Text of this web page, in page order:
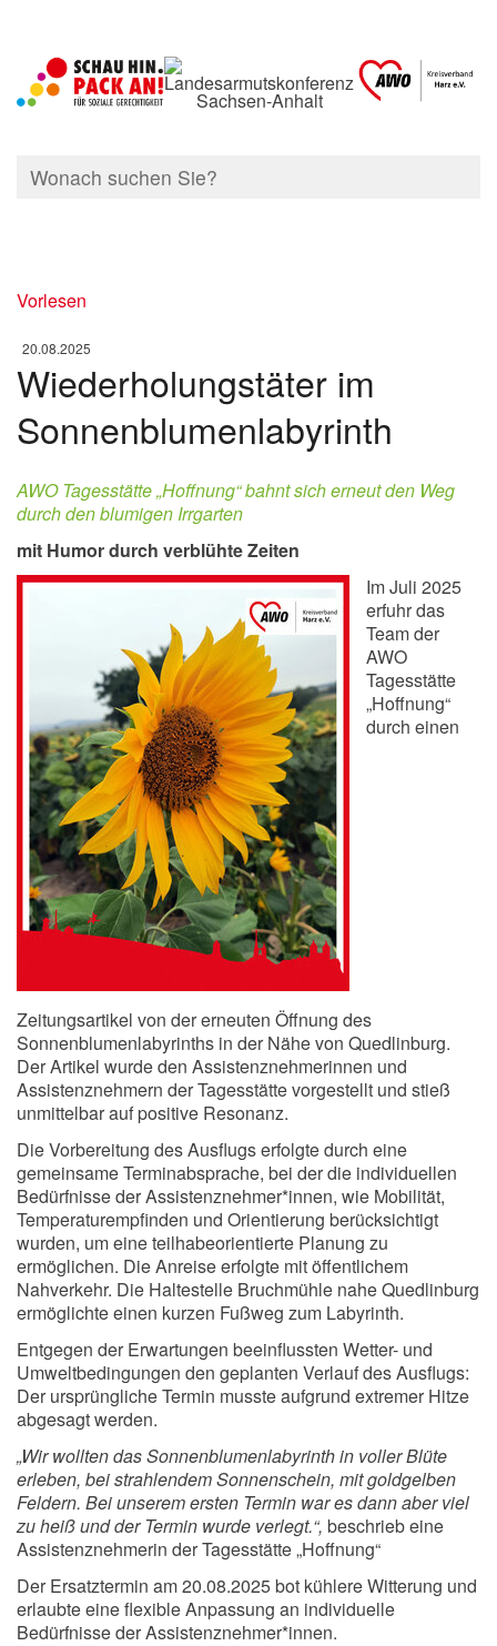
Vorlesen
20.08.2025
Wiederholungstäter im
Sonnenblumenlabyrinth
AWO Tagesstätte „Hoffnung“ bahnt sich erneut den Weg
durch den blumigen Irrgarten
mit Humor durch verblühte Zeiten
Im Juli 2025
erfuhr das
Team der
AWO
Tagesstätte
„Hoffnung“
durch einen
Zeitungsartikel von der erneuten Öffnung des
Sonnenblumenlabyrinths in der Nähe von Quedlinburg.
Der Artikel wurde den Assistenznehmerinnen und
Assistenznehmern der Tagesstätte vorgestellt und stieß
unmittelbar auf positive Resonanz.
Die Vorbereitung des Ausflugs erfolgte durch eine
gemeinsame Terminabsprache, bei der die individuellen
Bedürfnisse der Assistenznehmer*innen, wie Mobilität,
Temperaturempfinden und Orientierung berücksichtigt
wurden, um eine teilhabeorientierte Planung zu
ermöglichen. Die Anreise erfolgte mit öffentlichem
Nahverkehr. Die Haltestelle Bruchmühle nahe Quedlinburg
ermöglichte einen kurzen Fußweg zum Labyrinth.
Entgegen der Erwartungen beeinflussten Wetter- und
Umweltbedingungen den geplanten Verlauf des Ausflugs:
Der ursprüngliche Termin musste aufgrund extremer Hitze
abgesagt werden.
„Wir wollten das Sonnenblumenlabyrinth in voller Blüte
erleben, bei strahlendem Sonnenschein, mit goldgelben
Feldern. Bei unserem ersten Termin war es dann aber viel
zu heiß und der Termin wurde verlegt.“, beschrieb eine
Assistenznehmerin der Tagesstätte „Hoffnung“
Der Ersatztermin am 20.08.2025 bot kühlere Witterung und
erlaubte eine flexible Anpassung an individuelle
Bedürfnisse der Assistenznehmer*innen.